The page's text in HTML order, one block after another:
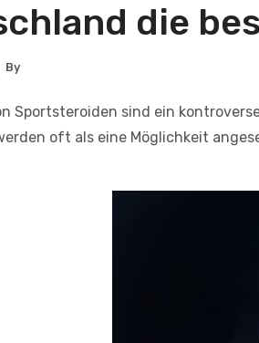
die
By
Sportsteroiden sind ein
oft als eine Möglichkeit